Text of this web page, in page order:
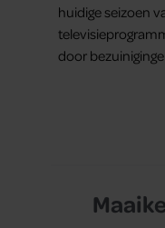
huidige seizoen
door